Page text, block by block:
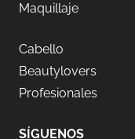
Maquillaje
Cabello
Beautylovers
Profesionales
SÍGUENOS